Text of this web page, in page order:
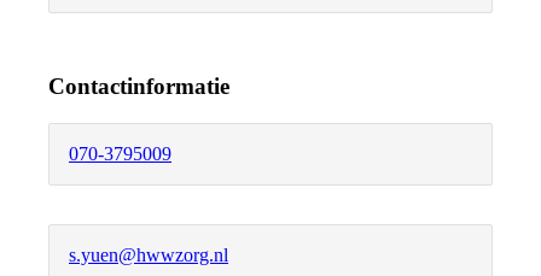
Contactinformatie
070-3795009
s.yuen@hwwzorg.nl